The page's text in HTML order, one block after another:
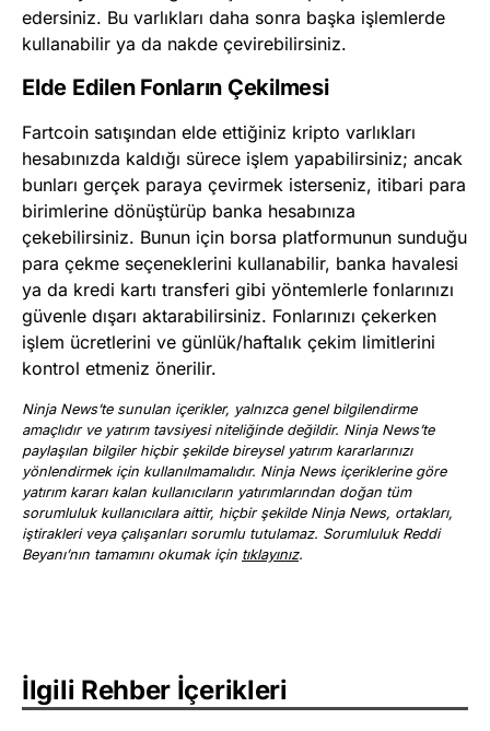
edersiniz. Bu varlıkları daha sonra başka işlemlerde
kullanabilir ya da nakde çevirebilirsiniz.
Elde Edilen Fonların Çekilmesi
Fartcoin satışından elde ettiğiniz kripto varlıkları
hesabınızda kaldığı sürece işlem yapabilirsiniz; ancak
bunları gerçek paraya çevirmek isterseniz, itibari para
birimlerine dönüştürüp banka hesabınıza
çekebilirsiniz. Bunun için borsa platformunun sunduğu
para çekme seçeneklerini kullanabilir, banka havalesi
ya da kredi kartı transferi gibi yöntemlerle fonlarınızı
güvenle dışarı aktarabilirsiniz. Fonlarınızı çekerken
işlem ücretlerini ve günlük/haftalık çekim limitlerini
kontrol etmeniz önerilir.
Ninja News’te sunulan içerikler, yalnızca genel bilgilendirme
amaçlıdır ve yatırım tavsiyesi niteliğinde değildir. Ninja News’te
paylaşılan bilgiler hiçbir şekilde bireysel yatırım kararlarınızı
yönlendirmek için kullanılmamalıdır. Ninja News içeriklerine göre
yatırım kararı kalan kullanıcıların yatırımlarından doğan tüm
sorumluluk kullanıcılara aittir, hiçbir şekilde Ninja News, ortakları,
iştirakleri veya çalışanları sorumlu tutulamaz. Sorumluluk Reddi
Beyanı’nın tamamını okumak için tıklayınız.
İlgili Rehber İçerikleri